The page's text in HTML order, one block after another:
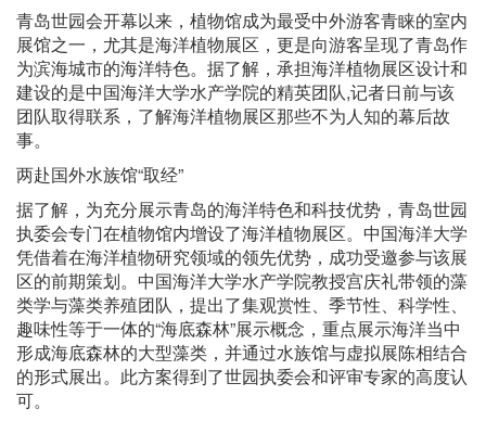
青岛世园会开幕以来，植物馆成为最受中外游客青睐的室内
展馆之一，尤其是海洋植物展区，更是向游客呈现了青岛作
为滨海城市的海洋特色。据了解，承担海洋植物展区设计和
建设的是中国海洋大学水产学院的精英团队,记者日前与该
团队取得联系，了解海洋植物展区那些不为人知的幕后故
事。
两赴国外水族馆“取经”
据了解，为充分展示青岛的海洋特色和科技优势，青岛世园
执委会专门在植物馆内增设了海洋植物展区。中国海洋大学
凭借着在海洋植物研究领域的领先优势，成功受邀参与该展
区的前期策划。中国海洋大学水产学院教授宫庆礼带领的藻
类学与藻类养殖团队，提出了集观赏性、季节性、科学性、
趣味性等于一体的“海底森林”展示概念，重点展示海洋当中
形成海底森林的大型藻类，并通过水族馆与虚拟展陈相结合
的形式展出。此方案得到了世园执委会和评审专家的高度认
可。